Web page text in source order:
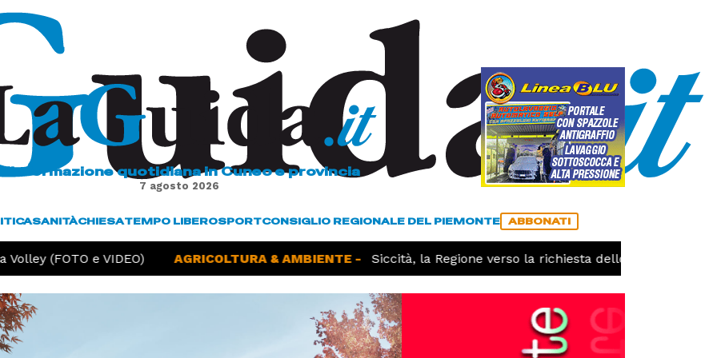
L'informazione quotidiana in Cuneo e provincia
7 agosto 2026
SANITÀCHIESATEMPO LIBEROSPORTCONSIGLIO REGIONALE DEL PIEMONTE ABBONATI
(FOTO e VIDEO) AGRICOLTURA & AMBIENTE - Siccità, la Regione verso la richiesta dello stato di